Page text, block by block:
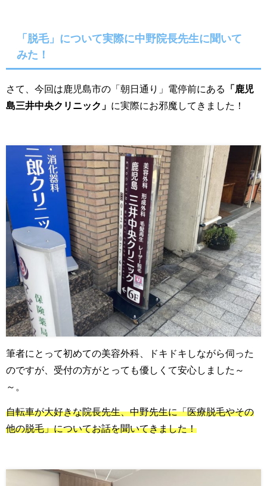
「脱毛」について実際に中野院長先生に聞いて
みた！
さて、今回は鹿児島市の「朝日通り」電停前にある
「鹿児
島三井中央クリニック」 に実際にお邪魔してきました！
筆者にとって初めての美容外科、ドキドキしながら伺った
のですが、受付の方がとっても優しくて安心しました～
～。
自転車が大好きな院長先生、中野先生に「医療脱毛やその
他の脱毛」についてお話を聞いてきました！